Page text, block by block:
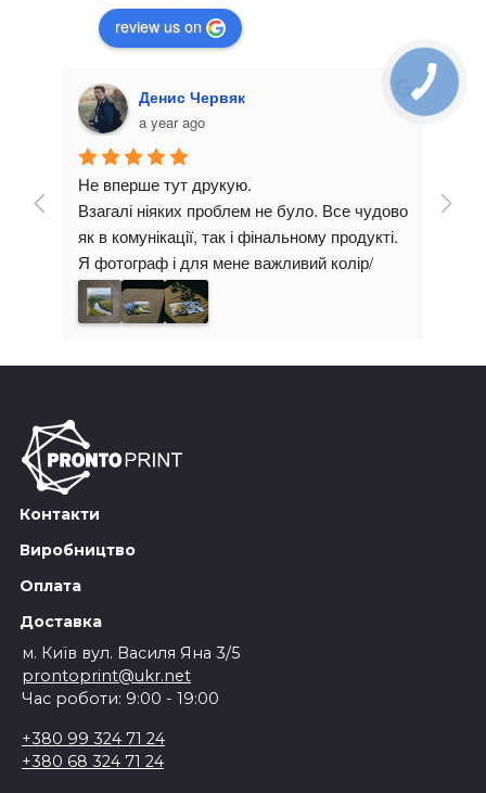
review us on
Денис Червяк
a year ago
Не вперше тут друкую.
Взагалі ніяких проблем не було. Все чудово
як в комунікації, так і фінальному продукті.
Я фотограф і для мене важливий колір/
якість паперу. Тому завжди впевнений, що
тут мої творчі ідеї будуть виглядати так, як
Контакти
Виробництво
Оплата
Доставка
м. Київ вул. Василя Яна 3/5
prontoprint@ukr.net
Час роботи: 9:00 - 19:00
+380 99 324 71 24
+380 68 324 71 24